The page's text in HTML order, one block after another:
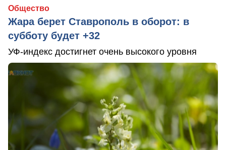
Общество
Жара берет Ставрополь в оборот: в
субботу будет +32
УФ-индекс достигнет очень высокого уровня